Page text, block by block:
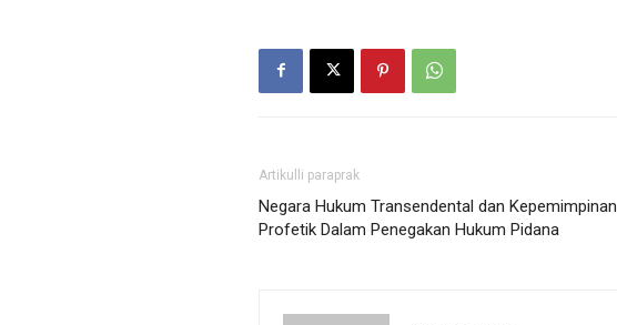
Artikulli paraprak
Negara Hukum Transendental dan Kepemimpinan
Profetik Dalam Penegakan Hukum Pidana